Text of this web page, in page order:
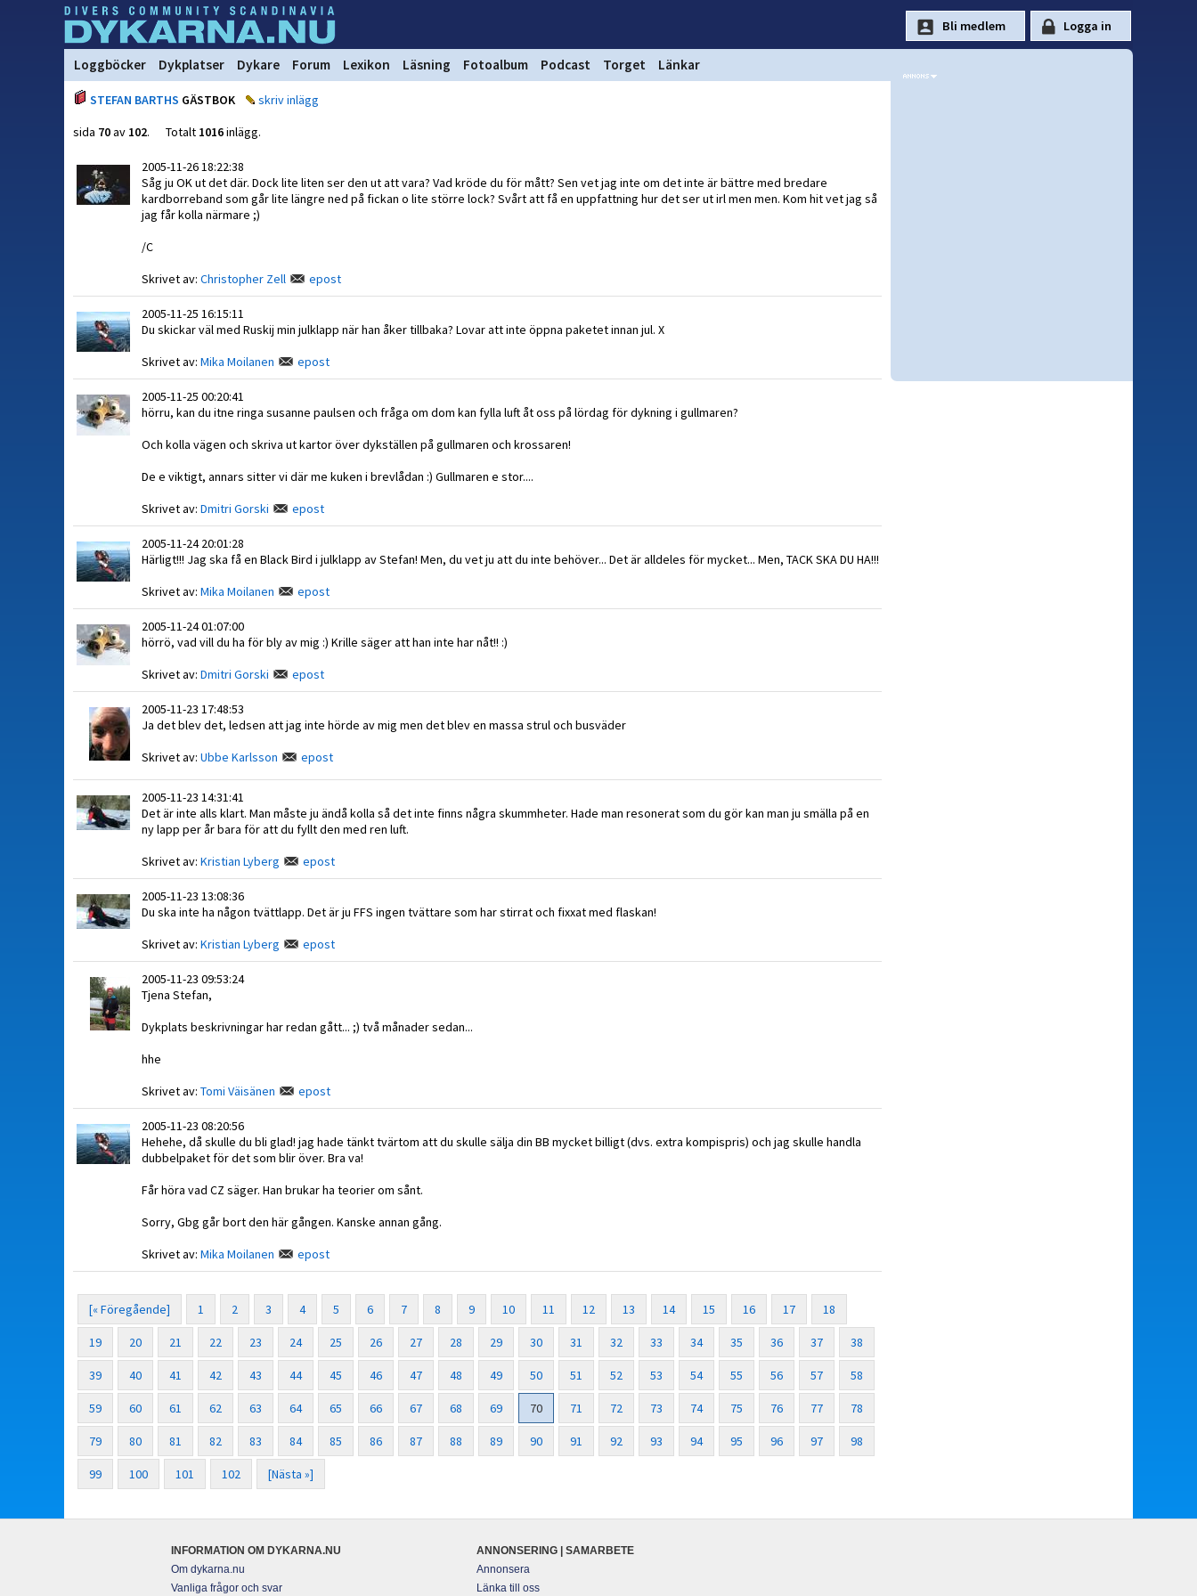
Loggböcker Dykplatser Dykare Forum Lexikon Läsning Fotoalbum Podcast Torget Länkar
STEFAN BARTHS GÄSTBOK
skriv inlägg
sida 70av 102. Totalt 1016inlägg.
2005-11-26 18:22:38
Såg ju OK ut det där. Dock lite liten ser den ut att vara? Vad kröde du för mått? Sen vet jag inte om det inte är bättre med bredare
kardborreband som går lite längre ned på fickan o lite större lock? Svårt att få en uppfattning hur det ser ut irl men men. Kom hit vet jag så
jag får kolla närmare ;)
/C
Skrivet av: Christopher Zell epost
2005-11-25 16:15:11
Du skickar väl med Ruskij min julklapp när han åker tillbaka? Lovar att inte öppna paketet innan jul. X
Skrivet av: Mika Moilanen epost
2005-11-25 00:20:41
hörru, kan du itne ringa susanne paulsen och fråga om dom kan fylla luft åt oss på lördag för dykning i gullmaren?
Och kolla vägen och skriva ut kartor över dykställen på gullmaren och krossaren!
De e viktigt, annars sitter vi där me kuken i brevlådan :) Gullmaren e stor....
Skrivet av: Dmitri Gorski epost
2005-11-24 20:01:28
Härligt!!! Jag ska få en Black Bird i julklapp av Stefan! Men, du vet ju att du inte behöver... Det är alldeles för mycket... Men, TACK SKA DU HA!!!
Skrivet av: Mika Moilanen epost
2005-11-24 01:07:00
hörrö, vad vill du ha för bly av mig :) Krille säger att han inte har nåt!! :)
Skrivet av: Dmitri Gorski epost
2005-11-23 17:48:53
Ja det blev det, ledsen att jag inte hörde av mig men det blev en massa strul och busväder
Skrivet av: Ubbe Karlsson epost
2005-11-23 14:31:41
Det är inte alls klart. Man måste ju ändå kolla så det inte finns några skummheter. Hade man resonerat som du gör kan man ju smälla på en
ny lapp per år bara för att du fyllt den med ren luft.
Skrivet av: Kristian Lyberg epost
2005-11-23 13:08:36
Du ska inte ha någon tvättlapp. Det är ju FFS ingen tvättare som har stirrat och fixxat med flaskan!
Skrivet av: Kristian Lyberg epost
2005-11-23 09:53:24
Tjena Stefan,
Dykplats beskrivningar har redan gått... ;) två månader sedan...
hhe
Skrivet av: Tomi Väisänen epost
2005-11-23 08:20:56
Hehehe, då skulle du bli glad! jag hade tänkt tvärtom att du skulle sälja din BB mycket billigt (dvs. extra kompispris) och jag skulle handla
dubbelpaket för det som blir över. Bra va!
Får höra vad CZ säger. Han brukar ha teorier om sånt.
Sorry, Gbg går bort den här gången. Kanske annan gång.
Skrivet av: Mika Moilanen epost
[« Föregående] 1 2 3 4 5 6 7 8 9 10 11 12 13 14 15 16 17 18
19 20 21 22 23 24 25 26 27 28 29 30 31 32 33 34 35 36 37 38
39 40 41 42 43 44 45 46 47 48 49 50 51 52 53 54 55 56 57 58
59 60 61 62 63 64 65 66 67 68 69 70 71 72 73 74 75 76 77 78
79 80 81 82 83 84 85 86 87 88 89 90 91 92 93 94 95 96 97 98
99 100 101 102 [Nästa »]
INFORMATION OM DYKARNA.NU
Om dykarna.nu
Vanliga frågor och svar
ANNONSERING | SAMARBETE
Annonsera
Länka till oss